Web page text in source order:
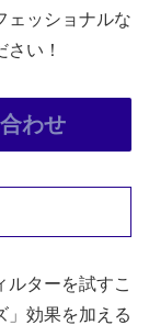
ェッショナルな
い！
わせ
ルターを試すこ
」効果を加える